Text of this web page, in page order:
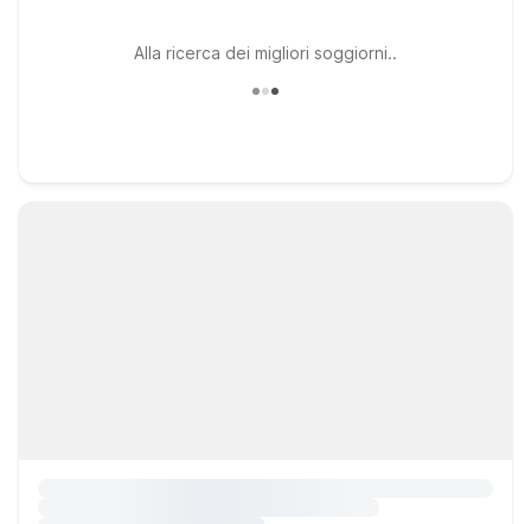
Alla ricerca dei migliori soggiorni..